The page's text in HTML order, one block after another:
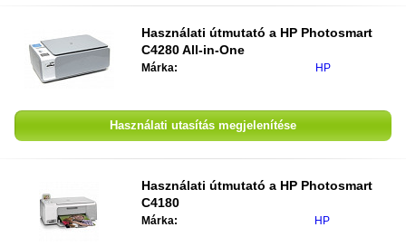
Használati útmutató a HP Photosmart
C4280 All-in-One
Márka: HP
Használati utasítás megjelenítése
Használati útmutató a HP Photosmart
C4180
Márka: HP